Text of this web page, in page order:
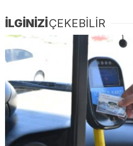
İLGİNİZİÇEKEBİLİR